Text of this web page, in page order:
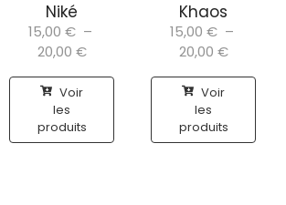
Niké
15,00 € –
20,00 €
Voir
les
produits
Khaos
15,00 € –
20,00 €
Voir
les
produits